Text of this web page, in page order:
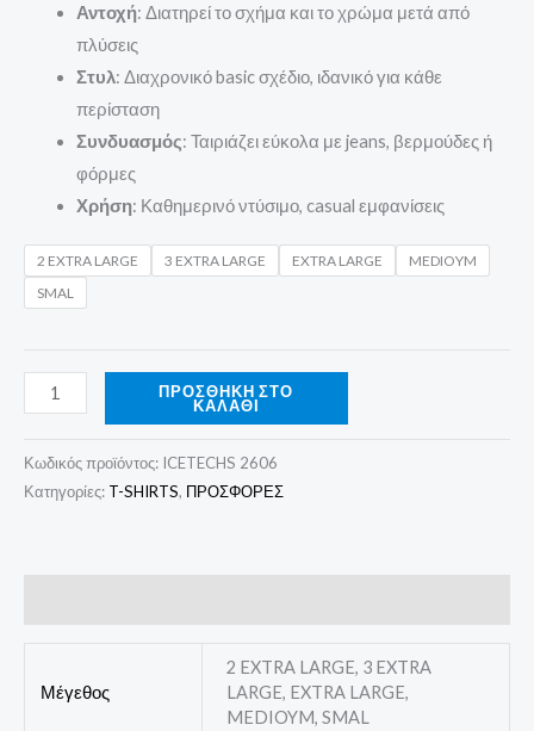
Αντοχή: Διατηρεί το σχήμα και το χρώμα μετά από
πλύσεις
Στυλ: Διαχρονικό basic σχέδιο, ιδανικό για κάθε
περίσταση
Συνδυασμός: Ταιριάζει εύκολα με jeans, βερμούδες ή
φόρμες
Χρήση: Καθημερινό ντύσιμο, casual εμφανίσεις
2 EXTRA LARGE 3 EXTRA LARGE EXTRA LARGE
MEDIOYM
SMAL
ΠΡΟΣΘΉΚΗ ΣΤΟ
ΚΑΛΆΘΙ
Κωδικός προϊόντος: ICETECHS 2606
Κατηγορίες: T-SHIRTS, ΠΡΟΣΦΟΡΕΣ
Μέγεθος
2 EXTRA LARGE, 3 EXTRA
LARGE, EXTRA LARGE,
MEDIOYM, SMAL